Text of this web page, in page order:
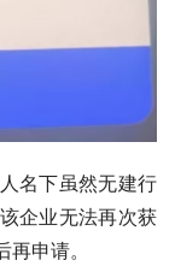
名下虽然无建⾏
企业无法再次获
申请。